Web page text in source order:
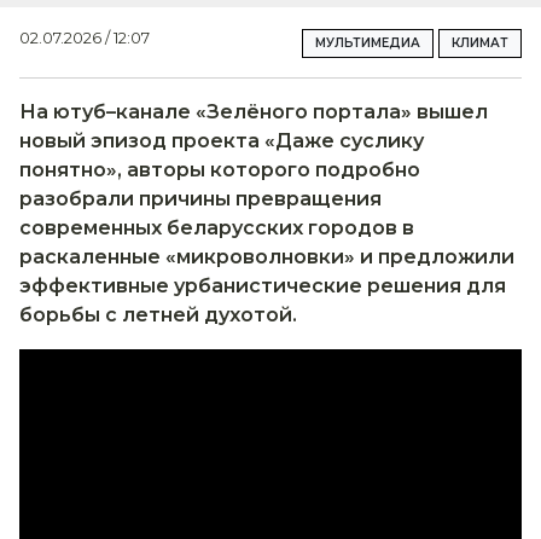
02.07.2026 / 12:07 МУЛЬТИМЕДИА КЛИМАТ
На ютуб–канале «Зелёного портала» вышел
новый эпизод проекта «Даже суслику
понятно», авторы которого подробно
разобрали причины превращения
современных беларусских городов в
раскаленные «микроволновки» и предложили
эффективные урбанистические решения для
борьбы с летней духотой.